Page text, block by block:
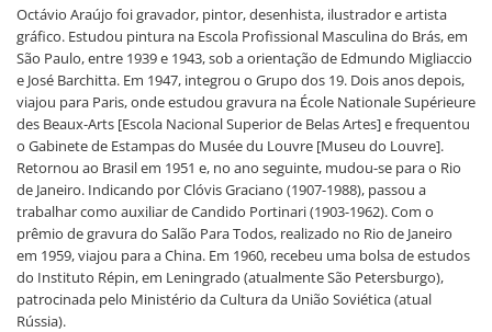
Octávio Araújo foi gravador, pintor, desenhista, ilustrador e artista
gráfico. Estudou pintura na Escola Profissional Masculina do Brás, em
São Paulo, entre 1939 e 1943, sob a orientação de Edmundo Migliaccio
e José Barchitta. Em 1947, integrou o Grupo dos 19. Dois anos depois,
viajou para Paris, onde estudou gravura na École Nationale Supérieure
des Beaux-Arts [Escola Nacional Superior de Belas Artes] e frequentou
o Gabinete de Estampas do Musée du Louvre [Museu do Louvre].
Retornou ao Brasil em 1951 e, no ano seguinte, mudou-se para o Rio
de Janeiro. Indicando por Clóvis Graciano (1907-1988), passou a
trabalhar como auxiliar de Candido Portinari (1903-1962). Com o
prêmio de gravura do Salão Para Todos, realizado no Rio de Janeiro
em 1959, viajou para a China. Em 1960, recebeu uma bolsa de estudos
do Instituto Répin, em Leningrado (atualmente São Petersburgo),
patrocinada pelo Ministério da Cultura da União Soviética (atual
Rússia).